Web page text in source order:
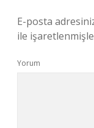
E-posta
ile
Yorum